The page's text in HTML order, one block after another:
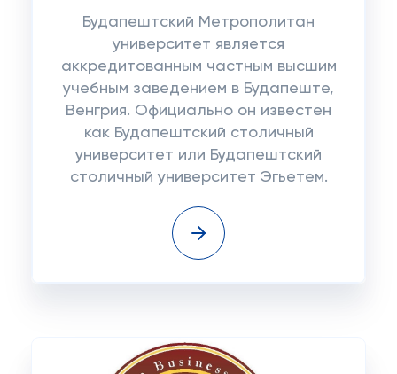
Будапештский Mетрополитан
университет является
аккредитованным частным высшим
учебным заведением в Будапеште,
Венгрия. Официально он известен
как Будапештский столичный
университет или Будапештский
столичный университет Эгьетем.